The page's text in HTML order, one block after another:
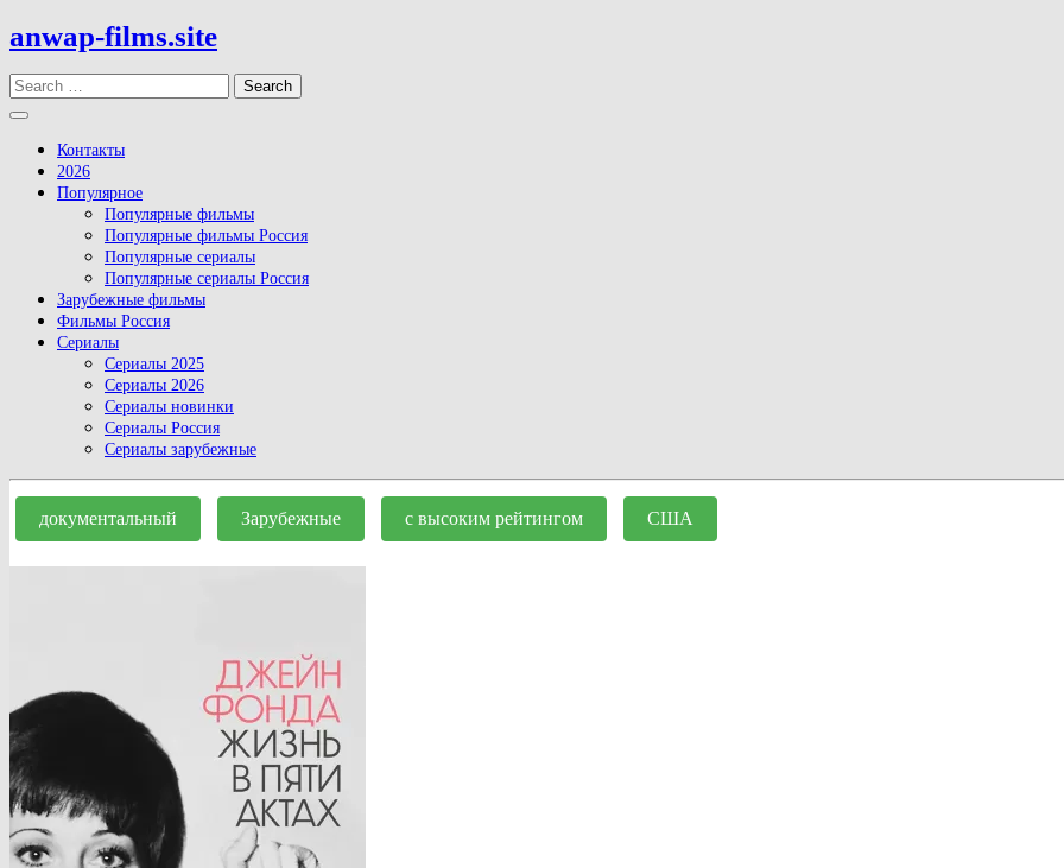
Skip
to
content
anwap-films.site
Search
Open
Button
Контакты
2026
Популярное
Популярные фильмы
Популярные фильмы Россия
Популярные сериалы
Популярные сериалы Россия
Зарубежные фильмы
Фильмы Россия
Сериалы
Сериалы 2025
Сериалы 2026
Сериалы новинки
Сериалы Россия
Сериалы зарубежные
Close
Button
документальный Зарубежные с высоким рейтингом США